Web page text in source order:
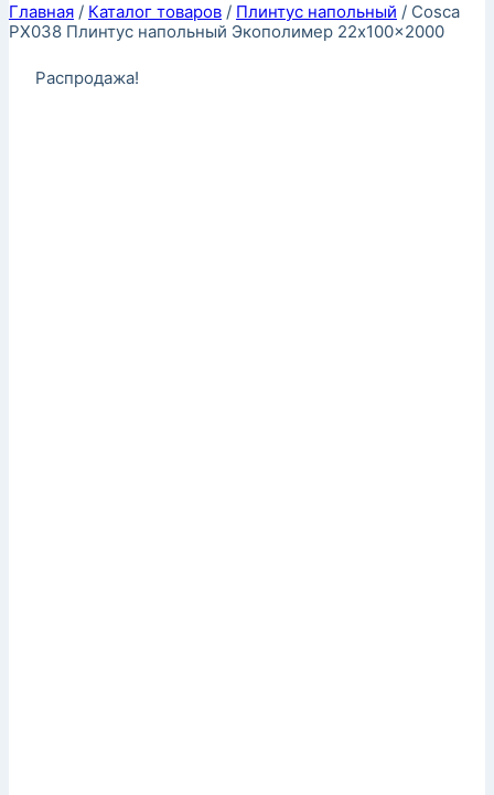
Главная / Каталог товаров / Плинтус напольный / Cosca
PX038 Плинтус напольный Экополимер 22x100x2000
Распродажа!